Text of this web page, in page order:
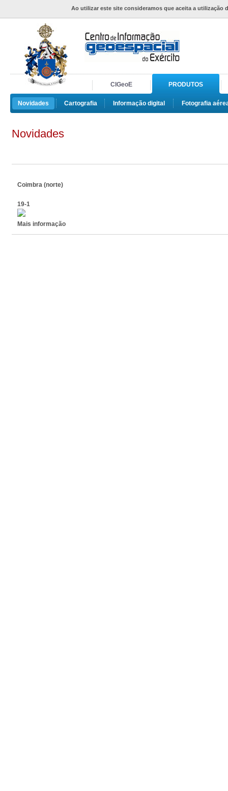
Ao utilizar este site consideramos que aceita a utilização
CIGeoE PRODUTOS
Novidades Cartografia Informação digital Fotografia
Novidades
Coimbra (norte)
19-1
Mais informação